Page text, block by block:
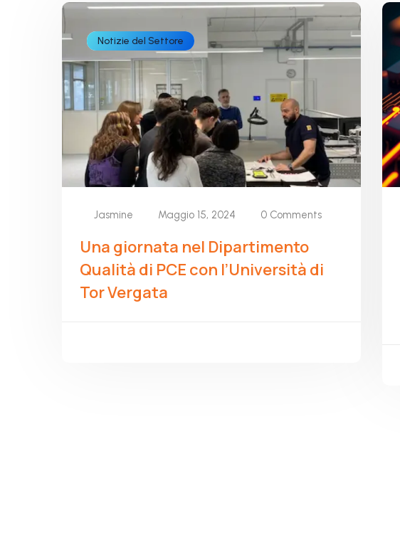
Notizie del Settore
Jasmine Maggio 15, 2024 0 Comments
Una giornata nel Dipartimento
Qualità di PCE con l’Università di
Tor Vergata